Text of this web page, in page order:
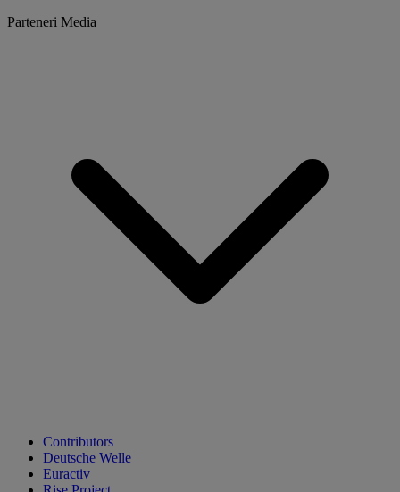
Parteneri Media
Contributors
Deutsche Welle
Euractiv